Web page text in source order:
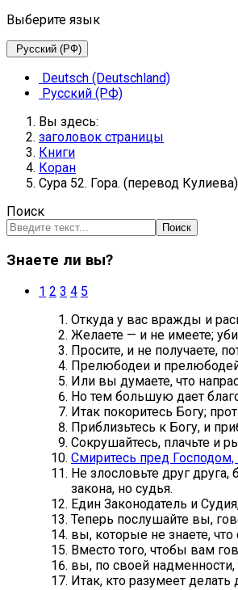
Выберите язык
Русский (РФ)
Deutsch (Deutschland)
Русский (РФ)
Вы здесь:
заголовок страницы
Книги
Коран
Сура 52. Гора. (перевод Кулиева)
Поиск
Поиск
Знаете ли вы?
1 2 3 4 5
Откуда у вас вражды и
Желаете — и не имеете;
Просите, и не получаете,
Прелюбодеи и
Или вы думаете, что
Но тем большую дает
Итак покоритесь Богу;
Приблизьтесь к Богу, и
Сокрушайтесь, плачьте и
Смиритесь пред Господом,
Не злословьте друг друга,
закона, но судья.
Един Законодатель и
Теперь послушайте вы,
вы, которые не знаете,
Вместо того, чтобы вам
вы, по своей надменности,
Итак, кто разумеет делать